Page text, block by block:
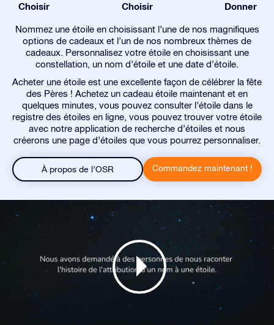
Choisir Choisir Donner
Nommez une étoile en choisissant l’une de nos magnifiques
options de cadeaux et l’un de nos nombreux thèmes de
cadeaux. Personnalisez votre étoile en choisissant une
constellation, un nom d’étoile et une date d’étoile.
Acheter une étoile est une excellente façon de célébrer la fête
des Pères ! Achetez un cadeau étoile maintenant et en
quelques minutes, vous pouvez consulter l’étoile dans le
registre des étoiles en ligne, vous pouvez trouver votre étoile
avec notre application de recherche d’étoiles et nous
créerons une page d’étoiles que vous pourrez personnaliser.
À propos de l’OSR Commandez maintenant !